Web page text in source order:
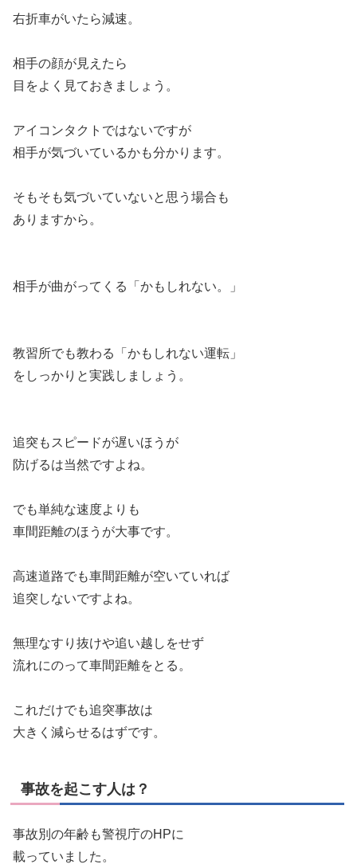
右折車がいたら減速。
相手の顔が見えたら
目をよく見ておきましょう。
アイコンタクトではないですが
相手が気づいているかも分かります。
そもそも気づいていないと思う場合も
ありますから。
相手が曲がってくる「かもしれない。」
教習所でも教わる「かもしれない運転」
をしっかりと実践しましょう。
追突もスピードが遅いほうが
防げるは当然ですよね。
でも単純な速度よりも
車間距離のほうが大事です。
高速道路でも車間距離が空いていれば
追突しないですよね。
無理なすり抜けや追い越しをせず
流れにのって車間距離をとる。
これだけでも追突事故は
大きく減らせるはずです。
事故を起こす人は？
事故別の年齢も警視庁のHPに
載っていました。